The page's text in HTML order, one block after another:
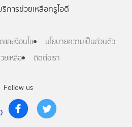
Follow us
ริการช่วยเหลือทรูไอดี
ละเงื่อนไข
นโยบายความเป็นส่วนตัว
ยเหลือ
ติดต่อเรา